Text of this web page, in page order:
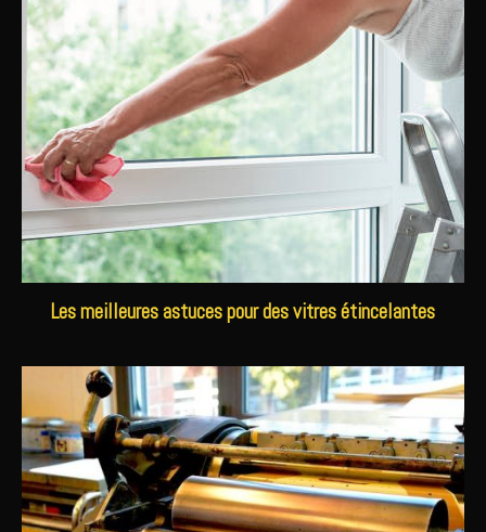
Les meilleures astuces pour des vitres étincelantes